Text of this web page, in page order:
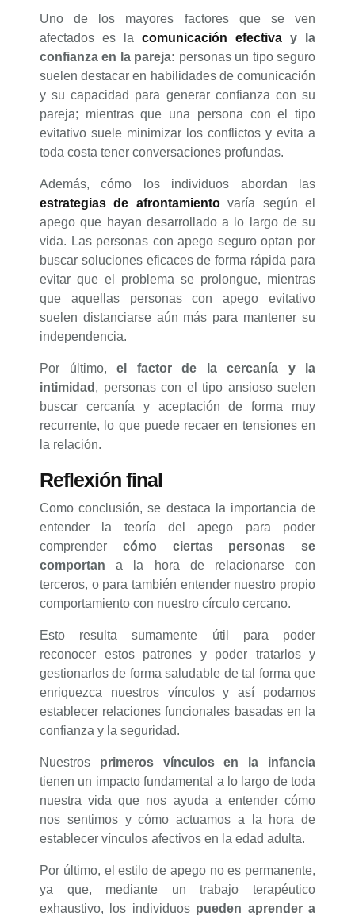
Uno de los mayores factores que se ven
afectados es la
comunicación efectiva y la
confianza en la pareja: personas un tipo seguro
suelen destacar en habilidades de comunicación
y su capacidad para generar confianza con su
pareja; mientras que una persona con el tipo
evitativo suele minimizar los conflictos y evita a
toda costa tener conversaciones profundas.
Además, cómo los individuos abordan las
estrategias de afrontamientovaría según el
apego que hayan desarrollado a lo largo de su
vida. Las personas con apego seguro optan por
buscar soluciones eficaces de forma rápida para
evitar que el problema se prolongue, mientras
que aquellas personas con apego evitativo
suelen distanciarse aún más para mantener su
independencia.
Por último, el factor de la cercanía y la
intimidad , personas con el tipo ansioso suelen
buscar cercanía y aceptación de forma muy
recurrente, lo que puede recaer en tensiones en
la relación.
Reflexión final
Como conclusión, se destaca la importancia de
entender la teoría del apego para poder
comprender cómo ciertas personas se
comportan a la hora de relacionarse con
terceros, o para también entender nuestro propio
comportamiento con nuestro círculo cercano.
Esto resulta sumamente útil para poder
reconocer estos patrones y poder tratarlos y
gestionarlos de forma saludable de tal forma que
enriquezca nuestros vínculos y así podamos
establecer relaciones funcionales basadas en la
confianza y la seguridad.
Nuestros primeros vínculos en la infancia
tienen un impacto fundamental a lo largo de toda
nuestra vida que nos ayuda a entender cómo
nos sentimos y cómo actuamos a la hora de
establecer vínculos afectivos en la edad adulta.
Por último, el estilo de apego no es permanente,
ya que, mediante un trabajo terapéutico
exhaustivo, los individuos pueden aprender a